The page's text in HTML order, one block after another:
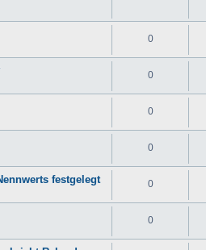
0
0
0
0
festgelegt 0
0